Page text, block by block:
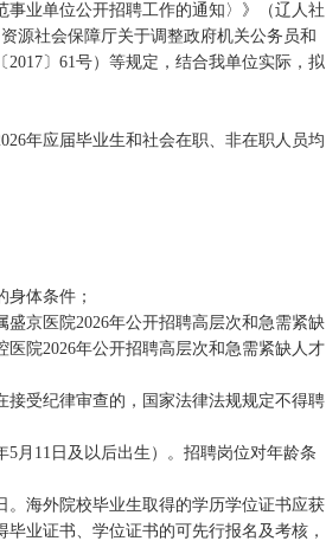
业单位公开招聘工作的通知〉》（辽人社
源社会保障厅关于调整政府机关公务员和
〕61号）等规定，结合我单位实际，拟
年应届毕业生和社会在职、非在职人员均
身体条件；
盛京医院2026年公开招聘高层次和急需紧缺
院2026年公开招聘高层次和急需紧缺人才
受纪律审查的，国家法律法规规定不得聘
5月11日及以后出生）。招聘岗位对年龄条
海外院校毕业生取得的学历学位证书应获
业证书、学位证书的可先行报名及考核，